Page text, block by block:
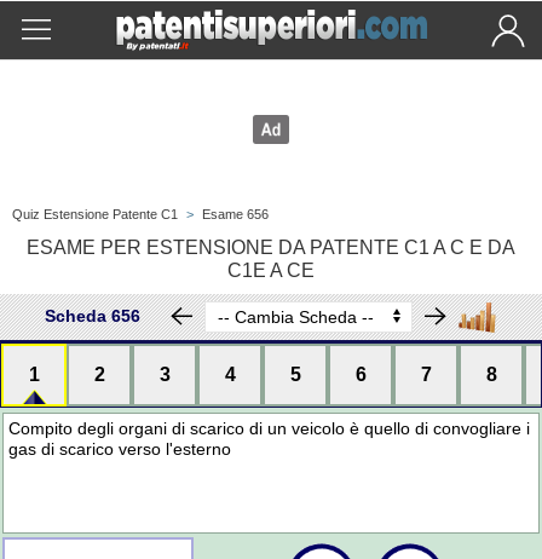
Quiz Estensione Patente C1 > Esame 656
ESAME PER ESTENSIONE DA PATENTE C1 A C E DA
C1E A CE
Scheda 656
1 2 3 4 5 6 7 8
Compito degli organi di scarico di un veicolo è quello di convogliare i
gas di scarico verso l'esterno